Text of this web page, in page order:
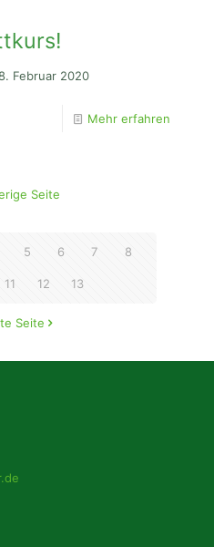
Februar 2020
Mehr erfahren
Seite
5 6 7 8
11 12 13
Seite